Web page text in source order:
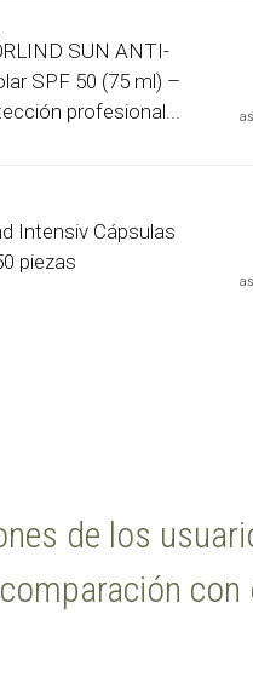
SUN ANTI-
SPF 50 (75 ml) –
profesional...
Intensiv Cápsulas
piezas
de los